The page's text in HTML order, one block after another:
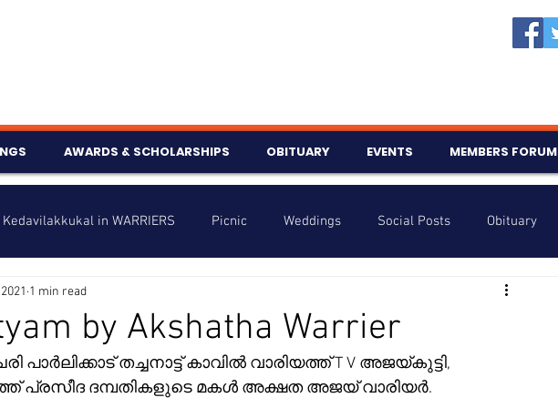
AWARDS & SCHOLARSHIPS OBITUARY EVENTS MEMBERS FORUM
Kedavilakkukal in WARRIERS Picnic Weddings Social Posts Obituary
Info Birthdays
by Akshatha Warrier
1 min read
തച്ചനാട്ട് കാവിൽ വാരിയത്ത് T V അജയ്കുട്ടി,
പ്രസീദ ദമ്പതികളുടെ മകൾ അക്ഷത അജയ് വാരിയർ.